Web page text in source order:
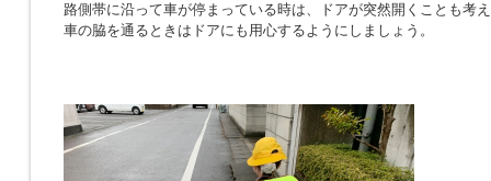
路側帯に沿って車が停まっている時は、ドアが突然開くことも考
車の脇を通るときはドアにも用心するようにしましょう。